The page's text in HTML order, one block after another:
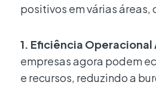
positivos em várias áreas,
1. Eficiência
empresas agora podem
e recursos, reduzindo a